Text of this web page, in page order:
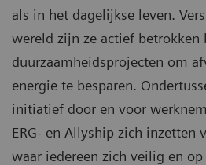
als in het dagelijkse leven.
wereld zijn ze actief betrokken
duurzaamheidsprojecten om
energie te besparen.
initiatief door en voor
ERG- en Allyship zich inzetten
waar iedereen zich veilig en